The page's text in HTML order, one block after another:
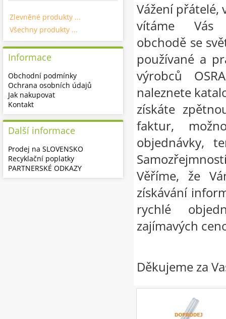
Vážení přátelé,
vítáme Vás
obchodě se
používané a
výrobců
naleznete
získáte
faktur,
objednávky,
Věříme, že
získávání
rychlé
zajímavých
Děkujeme za
Zlevněné produkty ...
Všechny produkty ...
Informace
Obchodní podmínky
Ochrana osobních údajů
Jak nakupovat
Kontakt
Další informace
Prodej na SLOVENSKO
Recyklační poplatky
PARTNERSKÉ ODKAZY